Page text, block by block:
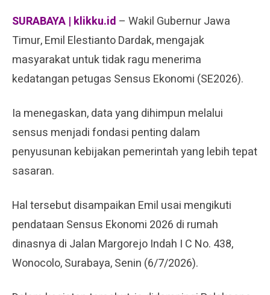
SURABAYA | klikku.id – Wakil Gubernur Jawa
Timur, Emil Elestianto Dardak, mengajak
masyarakat untuk tidak ragu menerima
kedatangan petugas Sensus Ekonomi (SE2026).
Ia menegaskan, data yang dihimpun melalui
sensus menjadi fondasi penting dalam
penyusunan kebijakan pemerintah yang lebih tepat
sasaran.
Hal tersebut disampaikan Emil usai mengikuti
pendataan Sensus Ekonomi 2026 di rumah
dinasnya di Jalan Margorejo Indah I C No. 438,
Wonocolo, Surabaya, Senin (6/7/2026).